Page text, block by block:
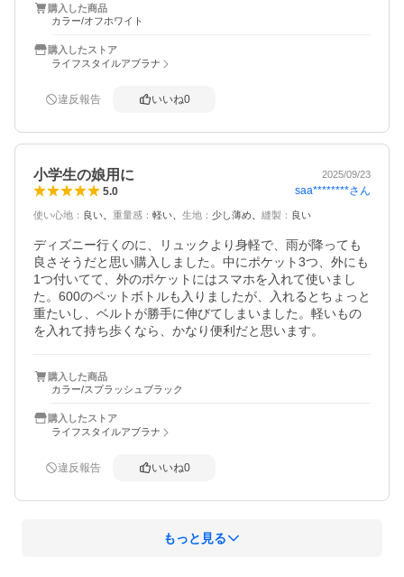
購入した商品
カラー/オフホワイト
購入したストア
ライフスタイルアブラナ
違反報告 いいね0
小学生の娘用に 2025/09/23
5.0 saa********さん
使い心地 ： 良い 重量感 ： 軽い 生地 ： 少し薄め 縫製 ： 良い
ディズニー行くのに、リュックより身軽で、雨が降っても
良さそうだと思い購入しました。中にポケット3つ、外にも
1つ付いてて、外のポケットにはスマホを入れて使いまし
た。600のペットボトルも入りましたが、入れるとちょっと
重たいし、ベルトが勝手に伸びてしまいました。軽いもの
を入れて持ち歩くなら、かなり便利だと思います。
購入した商品
カラー/スプラッシュブラック
購入したストア
ライフスタイルアブラナ
違反報告 いいね0
もっと見る